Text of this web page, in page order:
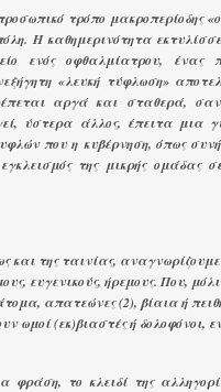
τρόπο μακροπερίοδης
Η καθημερινότητα
ενός οφθαλμίατρου, ένας
«λευκή τύφλωση»
αργά και σταθερά, σαν
ύστερα άλλος, έπειτα μια
που η κυβέρνηση, όπως
της μικρής
και της ταινίας,
ευγενικούς, ήρεμους. Που,
απατεώνες (2), βίαια ή
ωμοί (εκ)βιαστές ή δολοφόνοι,
φράση, το κλειδί της